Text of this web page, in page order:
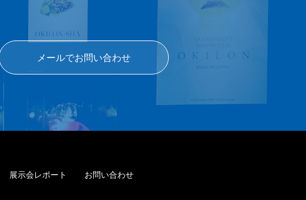
メールでお問い合わせ
展示会レポート お問い合わせ